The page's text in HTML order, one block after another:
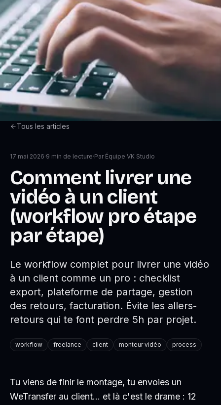
Tous les articles
17 mai 2026·9 min de lecture·Par Équipe VK Studio
Comment livrer une
vidéo à un client
(workflow pro étape
par étape)
Le workflow complet pour livrer une vidéo
à un client comme un pro : checklist
export, plateforme de partage, gestion
des retours, facturation. Évite les allers-
retours qui te font perdre 5h par projet.
workflow freelance client monteur vidéo process
Tu viens de finir le montage, tu envoies un
WeTransfer au client… et là c'est le drame : 12